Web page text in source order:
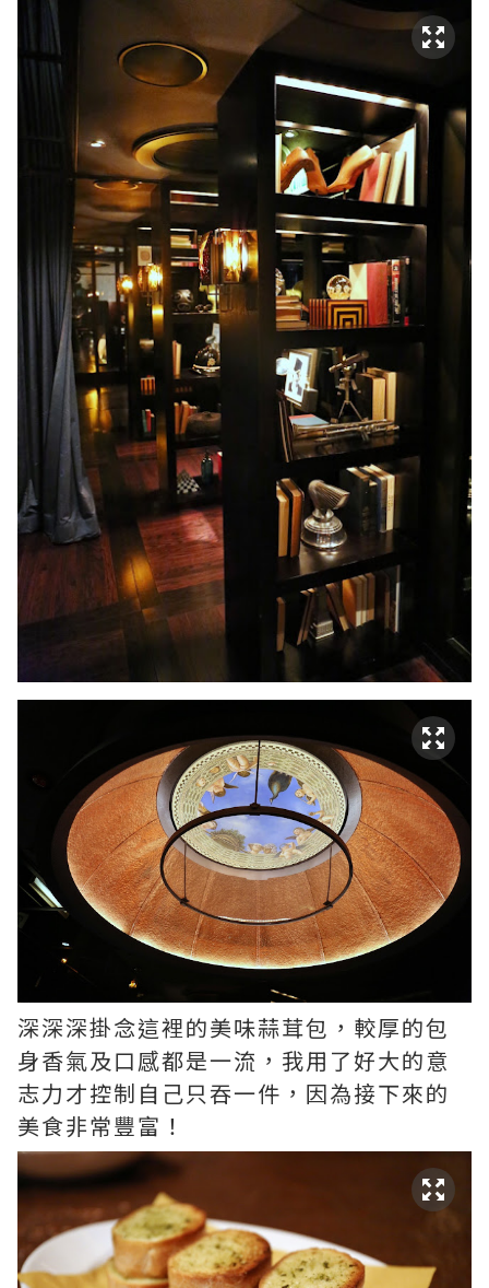
深深深掛念這裡的美味蒜茸包，較厚的包
身香氣及口感都是一流，我用了好大的意
志力才控制自己只吞一件，因為接下來的
美食非常豐富！